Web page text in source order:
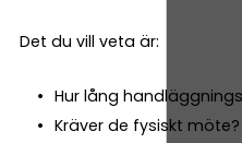
Det du vill veta är:
Hur lång
Kräver de fysiskt möte?